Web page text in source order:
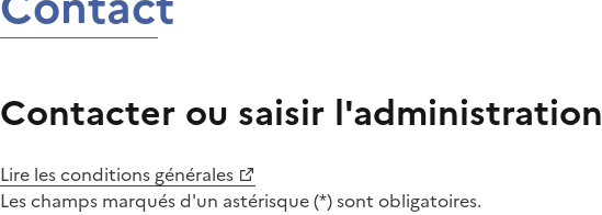
Contacter ou saisir l'administration
Lire les conditions générales
Les champs marqués d'un astérisque (*) sont obligatoires.